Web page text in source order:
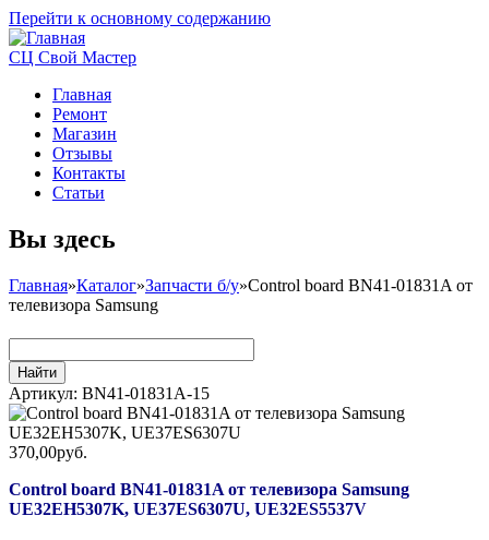
Перейти к основному содержанию
СЦ Свой Мастер
Главная
Ремонт
Магазин
Отзывы
Контакты
Статьи
Вы здесь
Главная»Каталог»Запчасти б/у»Control board BN41-01831A от
телевизора Samsung
Артикул: BN41-01831A-15
370,00руб.
Control board BN41-01831A от телевизора Samsung
UE32EH5307K, UE37ES6307U, UE32ES5537V